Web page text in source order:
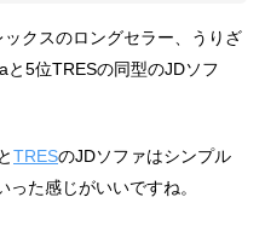
クスのロングセラー、うりざ
5位TRESの同型のJDソフ
TRESのJDソファはシンプル
た感じがいいですね。